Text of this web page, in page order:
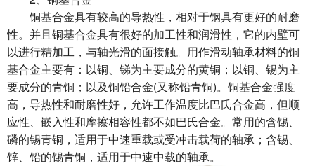
铜基合金具有较高的导热性，相对于钢具有更好的耐磨
性。并且铜基合金具有很好的加工性和润滑性，它的内壁可
以进行精加工，与轴光滑的面接触。用作滑动轴承材料的铜
基合金主要有：以铜、锑为主要成分的黄铜；以铜、锡为主
要成分的青铜；以及铜铅合金(又称铅青铜)。铜基合金强度
高，导热性和耐磨性好，允许工作温度比巴氏合金高，但顺
应性、嵌入性和摩擦相容性都不如巴氏合金。常用的含锡、
磷的锡青铜，适用于中速重载或受冲击载荷的轴承；含锡、
锌、铅的锡青铜，适用于中速中载的轴承。